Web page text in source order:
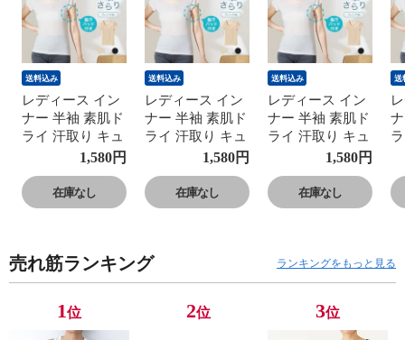
送料込み
レディース イン
ナー 半袖 素肌ド
ライ 汗取り キュ
プラ入り フレン
得!! 脇汗 汗取り
パッド付き 春夏
パット付き 吸汗
速乾 24SS
1,580円
在庫なし
送料込み
レディース イン
ナー 半袖 素肌ド
ライ 汗取り キュ
プラ入り フレン
得!! 脇汗 汗取り
パッド付き 春夏
パット付き 吸汗
速乾 24SS
1,580円
在庫なし
送料込み
レディース イン
ナー 半袖 素肌ド
ライ 汗取り キュ
プラ入り フレン
得!! 脇汗 汗取り
パッド付き 春夏
パット付き 吸汗
速乾 24SS
1,580円
在庫なし
送
売れ筋ランキング ランキングをもっと見る
1位 2位 3位